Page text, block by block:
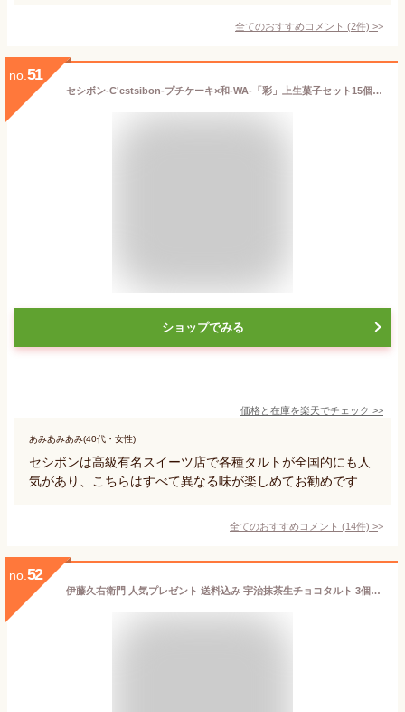
全てのおすすめコメント (2件) >
no. 51
セシボン-C'estsibon-プチケーキ×和-WA-「彩」上生菓子セット15個入 春ギフト 合格 卒業 異動 転勤 ご挨拶 子供の日 初節句 食べ物 お返し 生菓子 和菓子 洋菓子 お菓子 お祝い 内祝い プレゼント ギフト 誕生日 お取り寄せ 詰め合わせ 送料無料 あす楽対応 最強翌日配送
ショップでみる
価格と在庫を楽天でチェック >>
あみあみあみ(40代・女性)
セシボンは高級有名スイーツ店で各種タルトが全国的にも人
気があり、こちらはすべて異なる味が楽しめてお勧めです
全てのおすすめコメント (14件) >
no. 52
伊藤久右衛門 人気プレゼント 送料込み 宇治抹茶生チョコタルト 3個入 箱入り[冷凍] § 京都 抹茶スイーツ お菓子 お土産 伊藤久右衛門 | 抹茶 スイーツ お取り寄せ 抹茶スイーツ 宇治抹茶 お礼 挨拶 引っ越し 引越し 京都みやげ 内祝い ギフト